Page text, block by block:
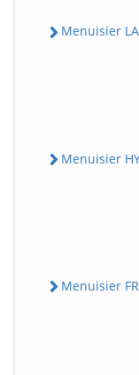
Menuisier LA
Menuisier
Menuisier